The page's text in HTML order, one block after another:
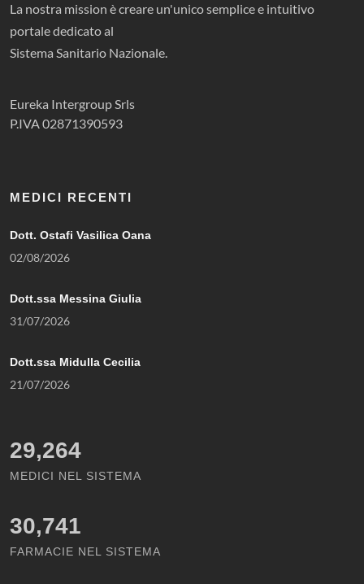
La nostra mission è creare un'unico semplice e intuitivo
portale dedicato al
Sistema Sanitario Nazionale.
Eureka Intergroup Srls
P.IVA 02871390593
MEDICI RECENTI
Dott. Ostafi Vasilica Oana
02/08/2026
Dott.ssa Messina Giulia
31/07/2026
Dott.ssa Midulla Cecilia
21/07/2026
29,264
MEDICI NEL SISTEMA
30,741
FARMACIE NEL SISTEMA